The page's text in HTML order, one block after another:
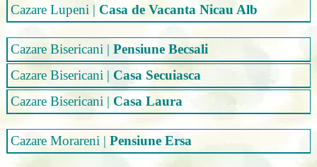
Cazare Lupeni | Casa de Vacanta Nicau Alb
Cazare Bisericani | Pensiune Becsali
Cazare Bisericani | Casa Secuiasca
Cazare Bisericani | Casa Laura
Cazare Morareni | Pensiune Ersa